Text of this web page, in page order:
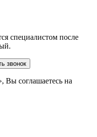
специалистом после
Вы соглашаетесь на